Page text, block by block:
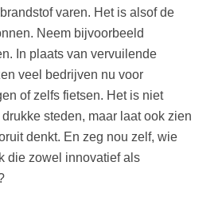
varen. Het is alsof de
Neem bijvoorbeeld
In plaats van vervuilende
veel bedrijven nu voor
of zelfs fietsen. Het is niet
steden, maar laat ook zien
denkt. En zeg nou zelf, wie
die zowel innovatief als